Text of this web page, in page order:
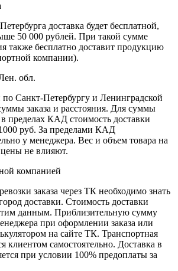
доставка будет бесплатной,
50 000 рублей. При такой сумме
также бесплатно доставит продукцию
компании).
обл.
по Санкт-Петербургу и Ленинградской
заказа и расстояния. Для суммы
в пределах КАД стоимость доставки
1000 руб. За пределами КАД
у менеджера. Вес и объем товара на
не влияют.
компанией
заказа через ТК необходимо знать
доставки. Стоимость доставки
данным. Приблизительную сумму
при оформлении заказа или
на сайте ТК. Транспортная
клиентом самостоятельно. Доставка в
при условии 100% предоплаты за